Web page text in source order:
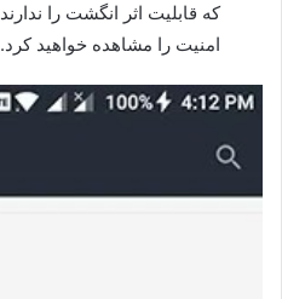
امنیت را مشاهده خواهید کرد.